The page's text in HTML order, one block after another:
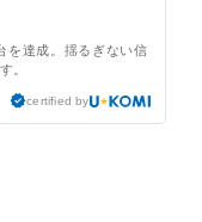
を達成。揺るぎない信
。
certified by